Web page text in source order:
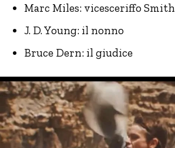
Marc Miles: vicesceriffo Smith
J. D. Young: il nonno
Bruce Dern: il giudice